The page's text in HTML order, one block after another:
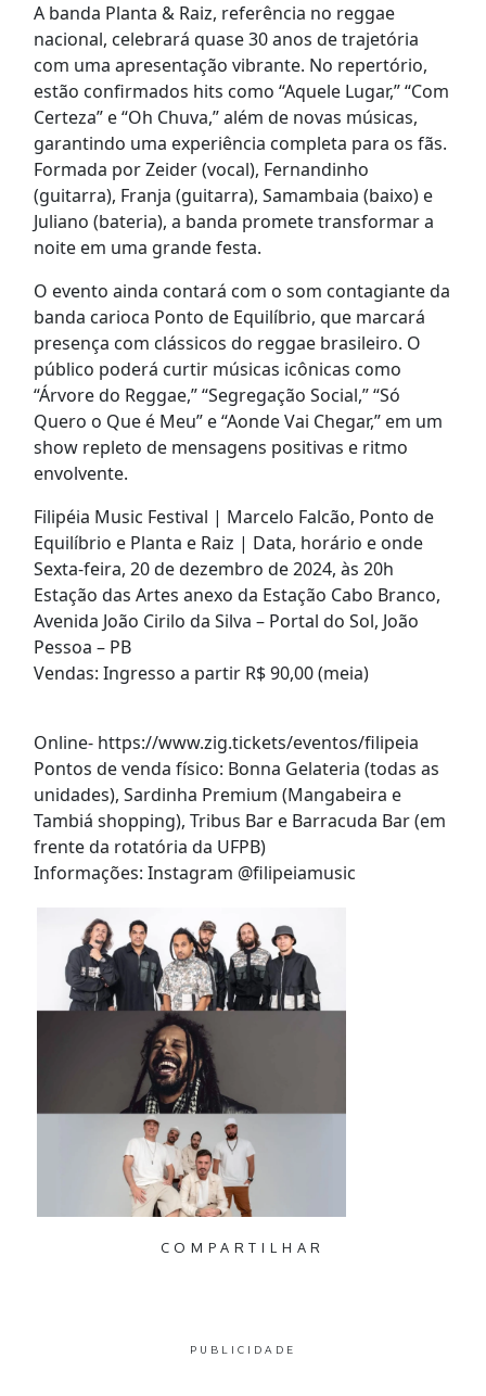
A banda Planta & Raiz, referência no reggae
nacional, celebrará quase 30 anos de trajetória
com uma apresentação vibrante. No repertório,
estão confirmados hits como “Aquele Lugar,” “Com
Certeza” e “Oh Chuva,” além de novas músicas,
garantindo uma experiência completa para os fãs.
Formada por Zeider (vocal), Fernandinho
(guitarra), Franja (guitarra), Samambaia (baixo) e
Juliano (bateria), a banda promete transformar a
noite em uma grande festa.
O evento ainda contará com o som contagiante da
banda carioca Ponto de Equilíbrio, que marcará
presença com clássicos do reggae brasileiro. O
público poderá curtir músicas icônicas como
“Árvore do Reggae,” “Segregação Social,” “Só
Quero o Que é Meu” e “Aonde Vai Chegar,” em um
show repleto de mensagens positivas e ritmo
envolvente.
Filipéia Music Festival | Marcelo Falcão, Ponto de
Equilíbrio e Planta e Raiz | Data, horário e onde
Sexta-feira, 20 de dezembro de 2024, às 20h
Estação das Artes anexo da Estação Cabo Branco,
Avenida João Cirilo da Silva – Portal do Sol, João
Pessoa – PB
Vendas: Ingresso a partir R$ 90,00 (meia)
Online- https://www.zig.tickets/eventos/filipeia
Pontos de venda físico: Bonna Gelateria (todas as
unidades), Sardinha Premium (Mangabeira e
Tambiá shopping), Tribus Bar e Barracuda Bar (em
frente da rotatória da UFPB)
Informações: Instagram @filipeiamusic
COMPARTILHAR
PUBLICIDADE